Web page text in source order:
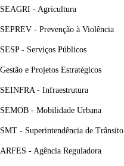
SEAGRI - Agricultura
SEPREV - Prevenção à Violência
SESP - Serviços Públicos
Gestão e Projetos Estratégicos
SEINFRA - Infraestrutura
SEMOB - Mobilidade Urbana
SMT - Superintendência de Trânsito
ARFES - Agência Reguladora